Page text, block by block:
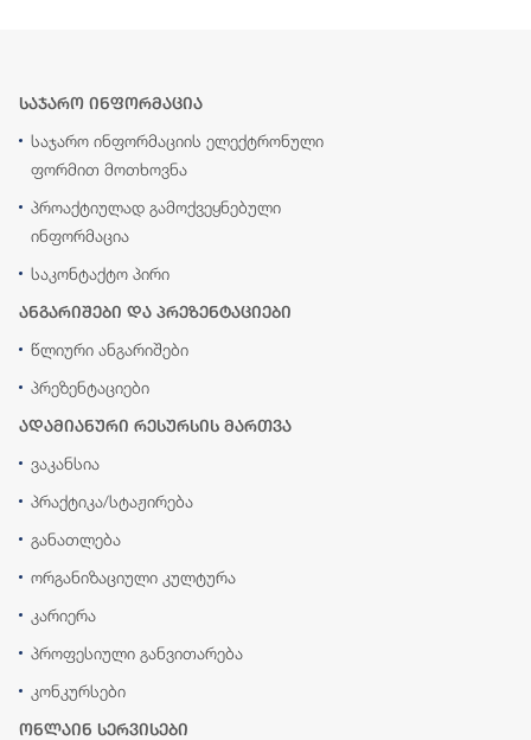
საჯარო ინფორმაცია
საჯარო ინფორმაციის ელექტრონული
ფორმით მოთხოვნა
პროაქტიულად გამოქვეყნებული
ინფორმაცია
საკონტაქტო პირი
ანგარიშები და პრეზენტაციები
წლიური ანგარიშები
პრეზენტაციები
ადამიანური რესურსის მართვა
ვაკანსია
პრაქტიკა/სტაჟირება
განათლება
ორგანიზაციული კულტურა
კარიერა
პროფესიული განვითარება
კონკურსები
ონლაინ სერვისები